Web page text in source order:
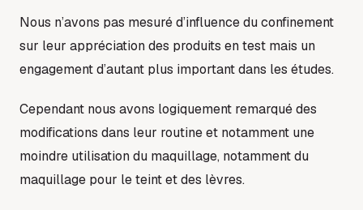
Nous n’avons pas mesuré d’influence du confinement
sur leur appréciation des produits en test mais un
engagement d’autant plus important dans les études.
Cependant nous avons logiquement remarqué des
modifications dans leur routine et notamment une
moindre utilisation du maquillage, notamment du
maquillage pour le teint et des lèvres.